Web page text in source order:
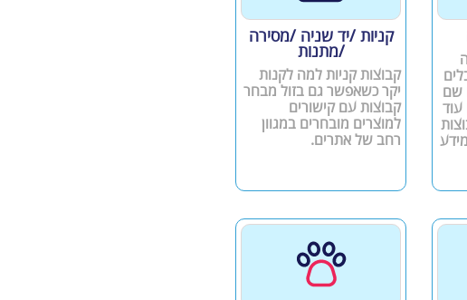
שם
עוד
קניות /יד שניה /מסירה
/מתנות
קבוצות קניות למה לקנות
יקר כשאפשר גם בזול מבחר
קבוצות עם קישורים
למוצרים מובחרים במגוון
רחב של אתרים.